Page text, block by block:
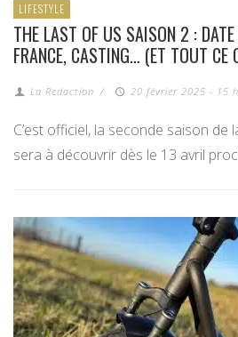
LIFESTYLE
THE LAST OF US SAISON 2 :
FRANCE, CASTING… (ET TOUT CE
La Redaction / 20 février 2025 - 15
C’est officiel, la seconde saison de
sera à découvrir dès le 13 avril